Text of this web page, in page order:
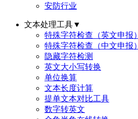
安防行业
文本处理工具▼
特殊字符检查（英文申报）
特殊字符检查（中文申报）
隐藏字符检测
英文大小写转换
单位换算
文本长度计算
提单文本对比工具
数字转英文